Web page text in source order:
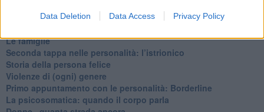
Data Deletion Data Access Privacy Policy
​Terza tappa nelle personalità: l’antisociale
Le famiglie
Seconda tappa nelle personalità: l’istrionico
​Storia della persona felice
Violenze di (ogni) genere
​Primo appuntamento con le personalità: Borderline
La psicosomatica: quando il corpo parla